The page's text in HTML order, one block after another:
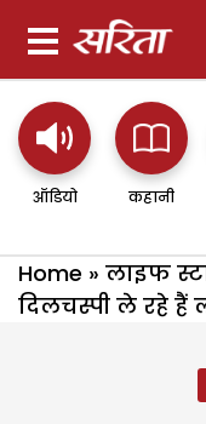
ऑडियो कहानी
Home » लाइफ
दिलचस्पी ले रहे हैं